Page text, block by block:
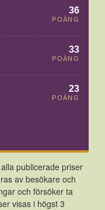
36
POÄNG
33
POÄNG
23
POÄNG
publicerade priser
av besökare och
och försöker ta
visas i högst 3